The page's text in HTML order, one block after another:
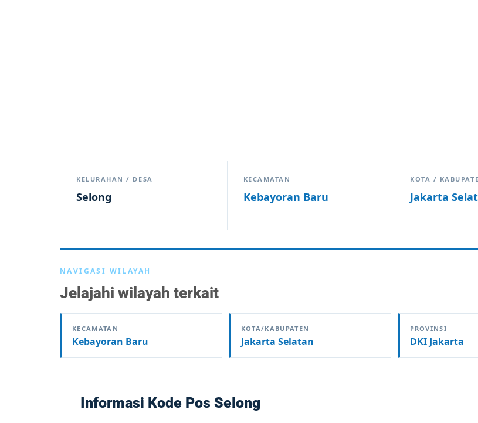
KELURAHAN / DESA
Selong
KECAMATAN
Kebayoran Baru
KOTA /
Jakarta
NAVIGASI WILAYAH
Jelajahi wilayah terkait
KECAMATAN
Kebayoran Baru
KOTA/KABUPATEN
Jakarta Selatan
PROVINSI
DKI Jakarta
Informasi Kode Pos Selong